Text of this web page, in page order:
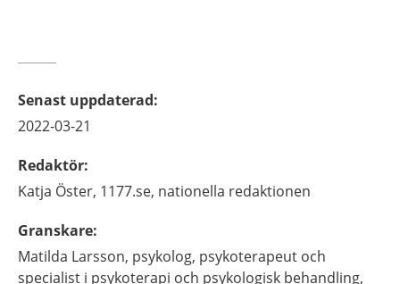
Senast uppdaterad:
2022-03-21
Redaktör:
Katja Öster, 1177.se, nationella redaktionen
Granskare:
Matilda Larsson, psykolog, psykoterapeut och
specialist i psykoterapi och psykologisk behandling,